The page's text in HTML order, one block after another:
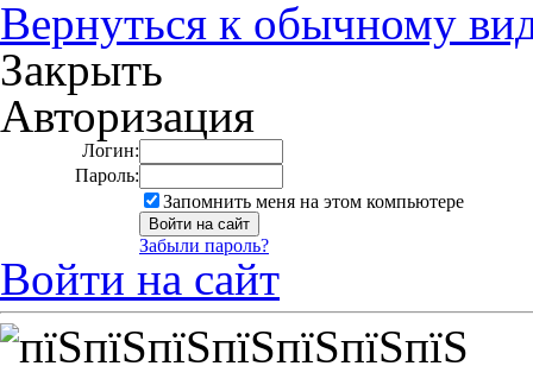
Вернуться к обычному
Закрыть
Авторизация
Логин:
Пароль:
Запомнить меня на этом компьютере
Забыли пароль?
Войти на сайт